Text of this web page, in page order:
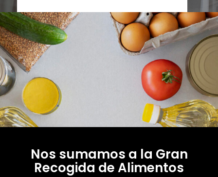
Nos sumamos a la Gran
Recogida de Alimentos